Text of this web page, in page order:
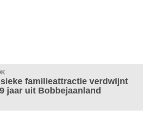
familieattractie verdwijnt
jaar uit Bobbejaanland